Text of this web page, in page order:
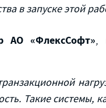
в запуске этой
АО «ФлексСофт»,
Такие